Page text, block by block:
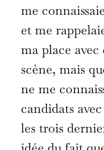
me
et me
ma place avec
scène, mais
ne me
candidats
les trois